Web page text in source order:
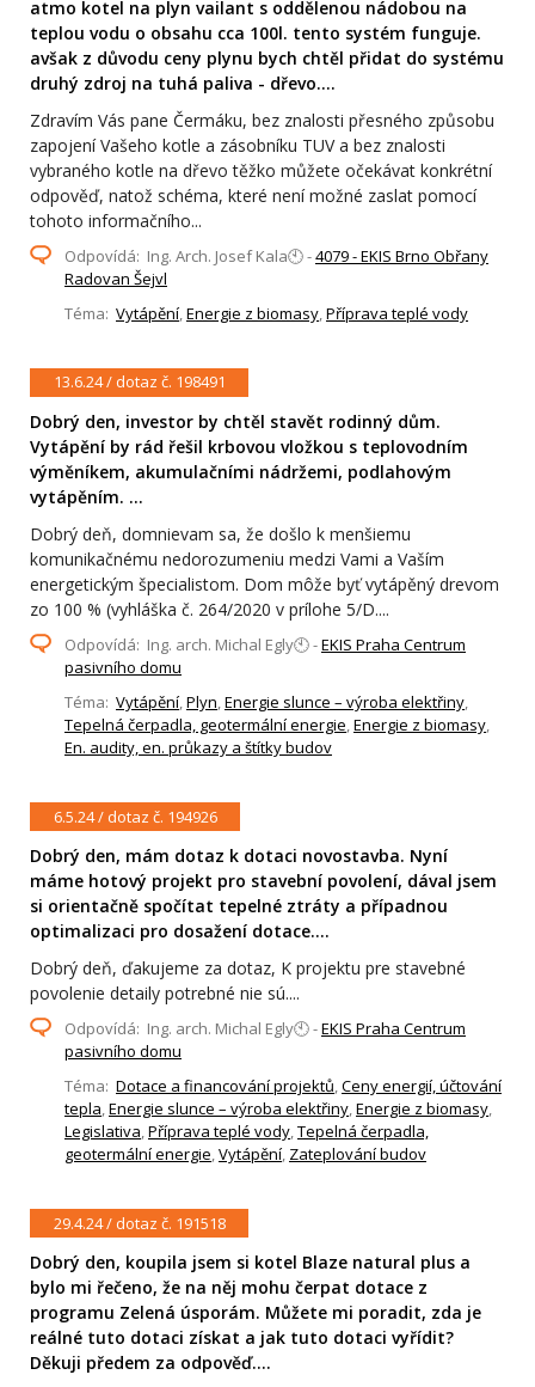
atmo kotel na plyn vailant s oddělenou nádobou na
teplou vodu o obsahu cca 100l. tento systém funguje.
avšak z důvodu ceny plynu bych chtěl přidat do systému
druhý zdroj na tuhá paliva - dřevo....
Zdravím Vás pane Čermáku, bez znalosti přesného způsobu
zapojení Vašeho kotle a zásobníku TUV a bez znalosti
vybraného kotle na dřevo těžko můžete očekávat konkrétní
odpověď, natož schéma, které není možné zaslat pomocí
tohoto informačního...
Odpovídá: Ing. Arch. Josef Kala🕙 -4079 - EKIS Brno Obřany
Radovan Šejvl
Téma: Vytápění,Energie z biomasy,Příprava teplé vody
13.6.24 / dotaz č. 198491
Dobrý den, investor by chtěl stavět rodinný dům.
Vytápění by rád řešil krbovou vložkou s teplovodním
výměníkem, akumulačními nádržemi, podlahovým
vytápěním. ...
Dobrý deň, domnievam sa, že došlo k menšiemu
komunikačnému nedorozumeniu medzi Vami a Vaším
energetickým špecialistom. Dom môže byť vytápěný drevom
zo 100 % (vyhláška č. 264/2020 v prílohe 5/D....
Odpovídá: Ing. arch. Michal Egly🕙 -EKIS Praha Centrum
pasivního domu
Téma: Vytápění,Plyn,Energie slunce – výroba elektřiny,
Tepelná čerpadla, geotermální energie,Energie z biomasy,
En. audity, en. průkazy a štítky budov
6.5.24 / dotaz č. 194926
Dobrý den, mám dotaz k dotaci novostavba. Nyní
máme hotový projekt pro stavební povolení, dával jsem
si orientačně spočítat tepelné ztráty a případnou
optimalizaci pro dosažení dotace....
Dobrý deň, ďakujeme za dotaz, K projektu pre stavebné
povolenie detaily potrebné nie sú....
Odpovídá: Ing. arch. Michal Egly🕙 -EKIS Praha Centrum
pasivního domu
Téma: Dotace a financování projektů,Ceny energií, účtování
tepla,Energie slunce – výroba elektřiny,Energie z biomasy,
Legislativa,Příprava teplé vody,Tepelná čerpadla,
geotermální energie,Vytápění, Zateplování budov
29.4.24 / dotaz č. 191518
Dobrý den, koupila jsem si kotel Blaze natural plus a
bylo mi řečeno, že na něj mohu čerpat dotace z
programu Zelená úsporám. Můžete mi poradit, zda je
reálné tuto dotaci získat a jak tuto dotaci vyřídit?
Děkuji předem za odpověď....